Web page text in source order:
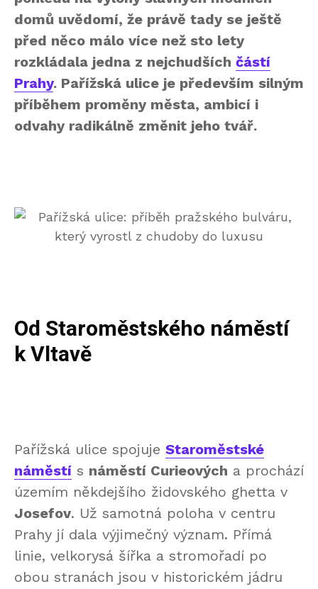
domů uvědomí, že právě tady se ještě
před něco málo více než sto lety
rozkládala jedna z nejchudších částí
Prahy. Pařížská ulice je především silným
příběhem proměny města, ambicí i
odvahy radikálně změnit jeho tvář.
Od Staroměstského náměstí
k Vltavě
Pařížská ulice spojuje Staroměstské
náměstí s náměstí Curieových a prochází
územím někdejšího židovského ghetta v
Josefov. Už samotná poloha v centru
Prahy jí dala výjimečný význam. Přímá
linie, velkorysá šířka a stromořadí po
obou stranách jsou v historickém jádru